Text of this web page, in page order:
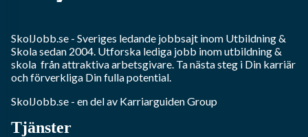
SkolJobb.se - Sveriges ledande jobbsajt inom Utbildning &
Skolasedan 2004. Utforska lediga jobb inomutbildning &
skola från attraktiva arbetsgivare. Ta nästa steg i Din karriär
och förverkliga Din fulla potential.
SkolJobb.se - en del av Karriarguiden Group
Tjänster